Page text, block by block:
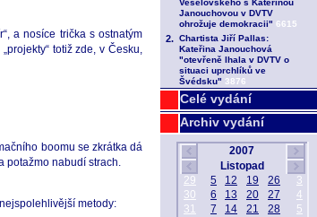
Celé vydání
Archiv vydání
a nosíce trička s ostnatým
totiž zde, v Česku,
boomu se zkrátka dá
potažmo nabudí strach.
metody: